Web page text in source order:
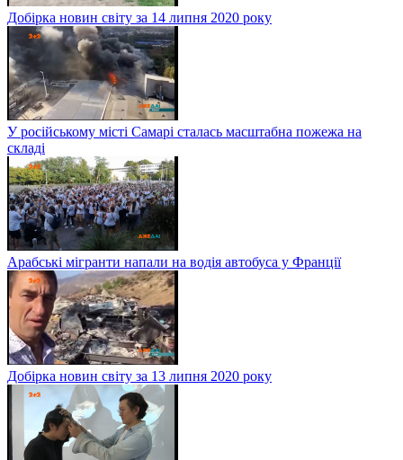
Добірка новин світу за 14 липня 2020 року
У російському місті Самарі сталась масштабна пожежа на
складі
Арабські мігранти напали на водія автобуса у Франції
Добірка новин світу за 13 липня 2020 року